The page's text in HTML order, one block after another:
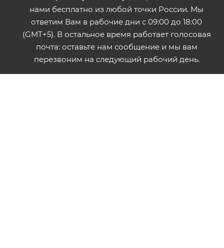
нами бесплатно из любой точки России. Мы
ответим Вам в рабочие дни с 09:00 до 18:00
(GMT+5). В остальное время работает голосовая
почта: оставьте нам сообщение и мы вам
перезвоним на следующий рабочий день.